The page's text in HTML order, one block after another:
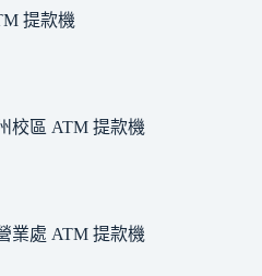
提款機
校區 ATM 提款機
業處 ATM 提款機